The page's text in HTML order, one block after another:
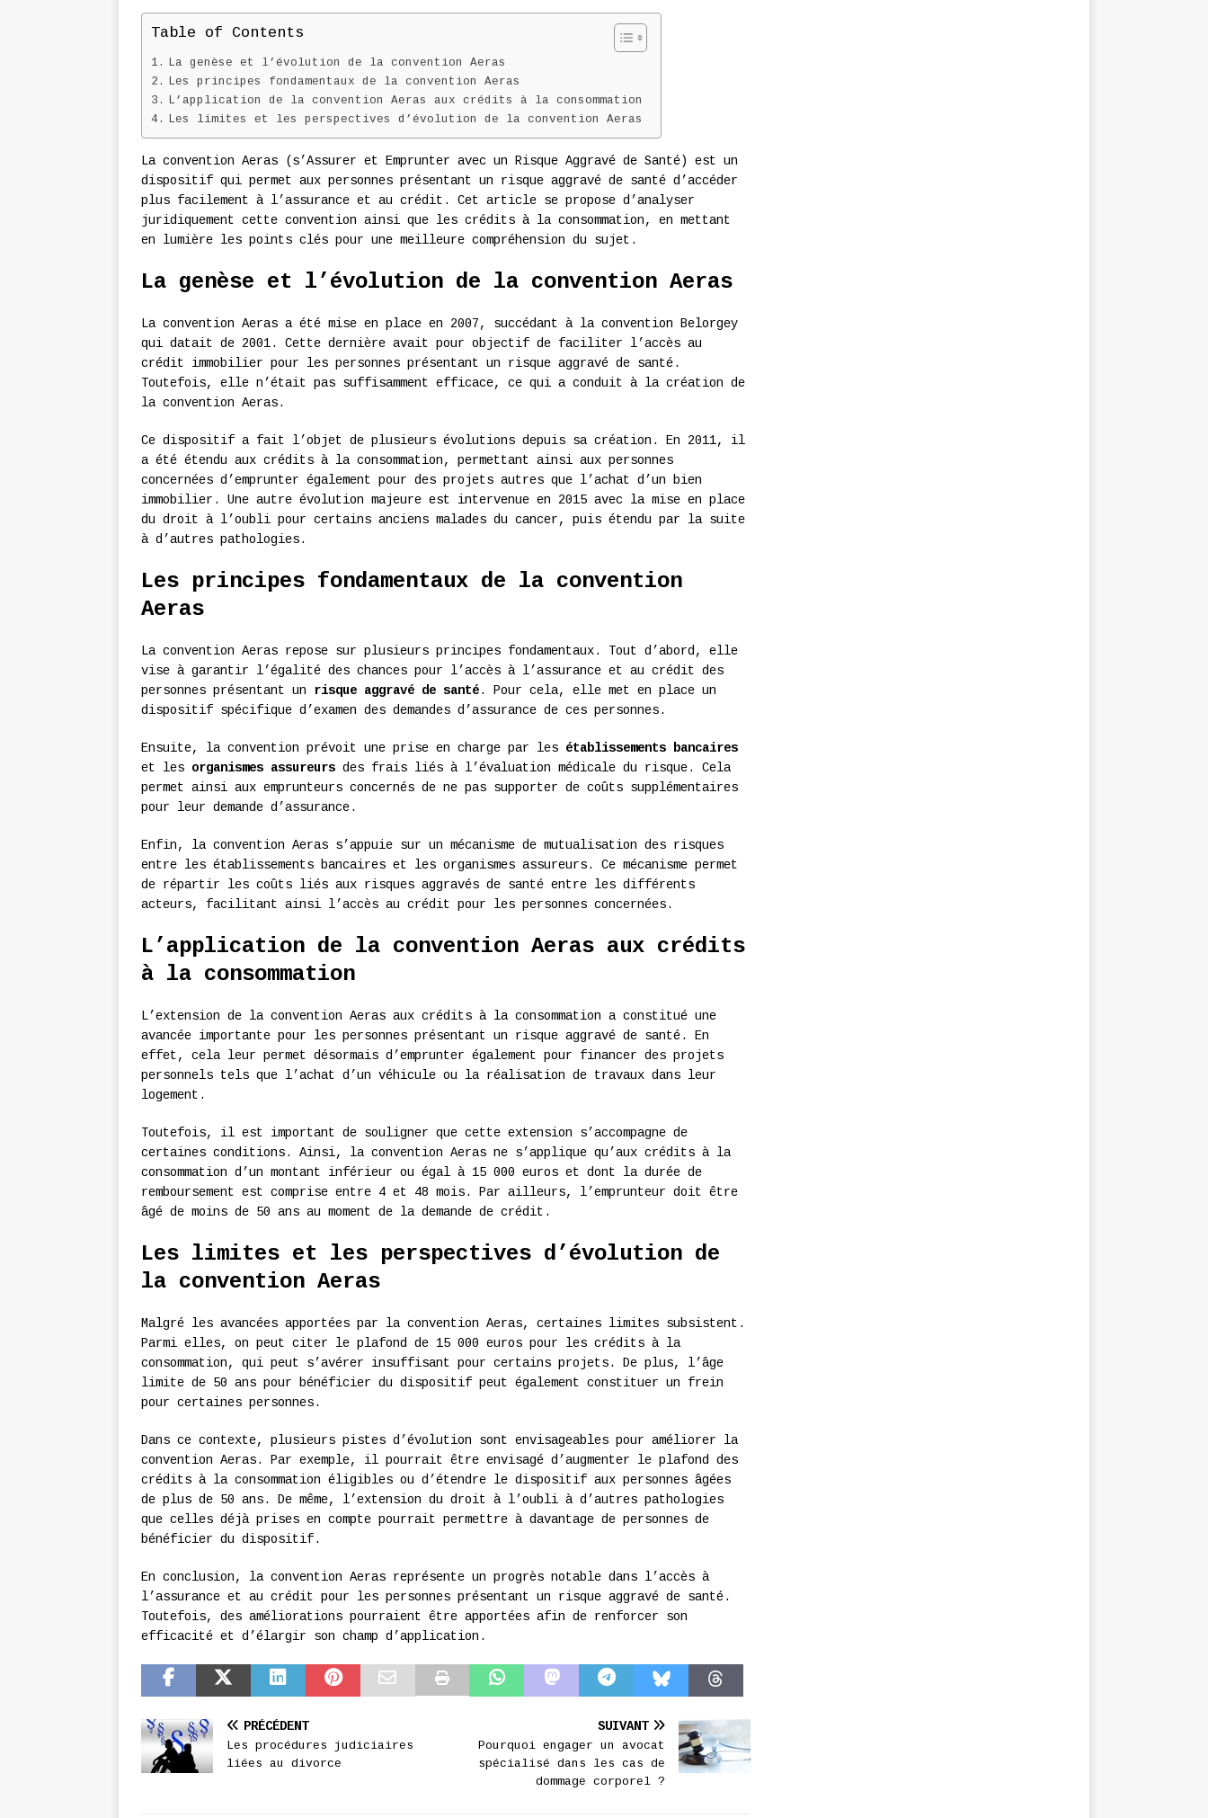
Table of Contents
La genèse et l’évolution de la convention Aeras
Les principes fondamentaux de la convention Aeras
L’application de la convention Aeras aux crédits à la consommation
Les limites et les perspectives d’évolution de la convention Aeras
La convention Aeras (s’Assurer et Emprunter avec un Risque Aggravé de Santé) est un
dispositif qui permet aux personnes présentant un risque aggravé de santé d’accéder
plus facilement à l’assurance et au crédit. Cet article se propose d’analyser
juridiquement cette convention ainsi que les crédits à la consommation, en mettant
en lumière les points clés pour une meilleure compréhension du sujet.
La genèse et l’évolution de la convention Aeras
La convention Aeras a été mise en place en 2007, succédant à la convention Belorgey
qui datait de 2001. Cette dernière avait pour objectif de faciliter l’accès au
crédit immobilier pour les personnes présentant un risque aggravé de santé.
Toutefois, elle n’était pas suffisamment efficace, ce qui a conduit à la création de
la convention Aeras.
Ce dispositif a fait l’objet de plusieurs évolutions depuis sa création. En 2011, il
a été étendu aux crédits à la consommation, permettant ainsi aux personnes
concernées d’emprunter également pour des projets autres que l’achat d’un bien
immobilier. Une autre évolution majeure est intervenue en 2015 avec la mise en place
du droit à l’oubli pour certains anciens malades du cancer, puis étendu par la suite
à d’autres pathologies.
Les principes fondamentaux de la convention
Aeras
La convention Aeras repose sur plusieurs principes fondamentaux. Tout d’abord, elle
vise à garantir l’égalité des chances pour l’accès à l’assurance et au crédit des
personnes présentant un risque aggravé de santé. Pour cela, elle met en place un
dispositif spécifique d’examen des demandes d’assurance de ces personnes.
Ensuite, la convention prévoit une prise en charge par les établissements bancaires
et les organismes assureurs des frais liés à l’évaluation médicale du risque. Cela
permet ainsi aux emprunteurs concernés de ne pas supporter de coûts supplémentaires
pour leur demande d’assurance.
Enfin, la convention Aeras s’appuie sur un mécanisme de mutualisation des risques
entre les établissements bancaires et les organismes assureurs. Ce mécanisme permet
de répartir les coûts liés aux risques aggravés de santé entre les différents
acteurs, facilitant ainsi l’accès au crédit pour les personnes concernées.
L’application de la convention Aeras aux crédits
à la consommation
L’extension de la convention Aeras aux crédits à la consommation a constitué une
avancée importante pour les personnes présentant un risque aggravé de santé. En
effet, cela leur permet désormais d’emprunter également pour financer des projets
personnels tels que l’achat d’un véhicule ou la réalisation de travaux dans leur
logement.
Toutefois, il est important de souligner que cette extension s’accompagne de
certaines conditions. Ainsi, la convention Aeras ne s’applique qu’aux crédits à la
consommation d’un montant inférieur ou égal à 15 000 euros et dont la durée de
remboursement est comprise entre 4 et 48 mois. Par ailleurs, l’emprunteur doit être
âgé de moins de 50 ans au moment de la demande de crédit.
Les limites et les perspectives d’évolution de
la convention Aeras
Malgré les avancées apportées par la convention Aeras, certaines limites subsistent.
Parmi elles, on peut citer le plafond de 15 000 euros pour les crédits à la
consommation, qui peut s’avérer insuffisant pour certains projets. De plus, l’âge
limite de 50 ans pour bénéficier du dispositif peut également constituer un frein
pour certaines personnes.
Dans ce contexte, plusieurs pistes d’évolution sont envisageables pour améliorer la
convention Aeras. Par exemple, il pourrait être envisagé d’augmenter le plafond des
crédits à la consommation éligibles ou d’étendre le dispositif aux personnes âgées
de plus de 50 ans. De même, l’extension du droit à l’oubli à d’autres pathologies
que celles déjà prises en compte pourrait permettre à davantage de personnes de
bénéficier du dispositif.
En conclusion, la convention Aeras représente un progrès notable dans l’accès à
l’assurance et au crédit pour les personnes présentant un risque aggravé de santé.
Toutefois, des améliorations pourraient être apportées afin de renforcer son
efficacité et d’élargir son champ d’application.
PRÉCÉDENT
Les procédures judiciaires
liées au divorce
SUIVANT
Pourquoi engager un avocat
spécialisé dans les cas de
dommage corporel ?